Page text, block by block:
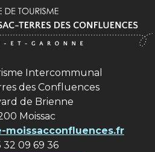
Intercommunal
des Confluences
de Brienne
Moissac
moissacconfluences.fr
32 09 69 36